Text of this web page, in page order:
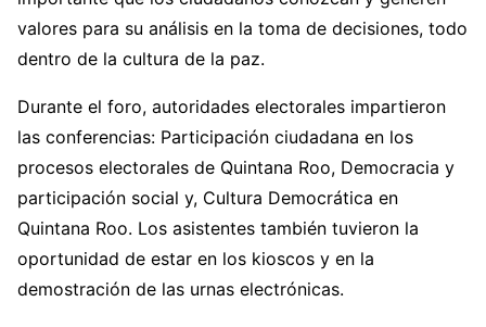
valores para su análisis en la toma de decisiones, todo
dentro de la cultura de la paz.
Durante el foro, autoridades electorales impartieron
las conferencias: Participación ciudadana en los
procesos electorales de Quintana Roo, Democracia y
participación social y, Cultura Democrática en
Quintana Roo. Los asistentes también tuvieron la
oportunidad de estar en los kioscos y en la
demostración de las urnas electrónicas.